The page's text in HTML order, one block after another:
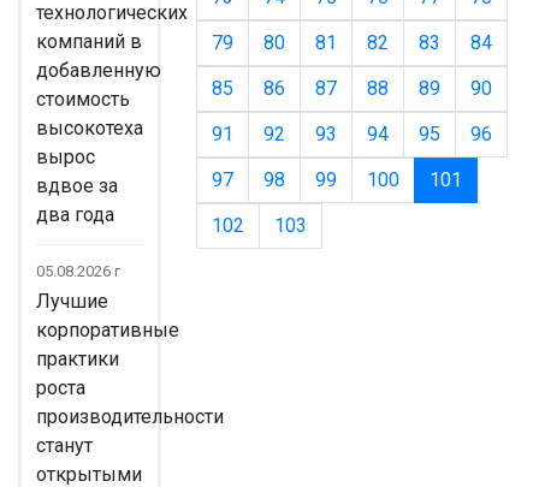
технологических
компаний в
добавленную
стоимость
высокотеха
вырос
вдвое за
два года
05.08.2026 г
Лучшие
корпоративные
практики
роста
производительности
станут
открытыми
79
80 81 82 83
84
85
86 87 88 89
90
91
92 93 94 95
96
97
98 99 100 101
102
103